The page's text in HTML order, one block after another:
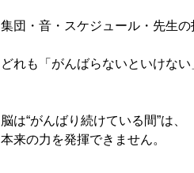
集団・音・スケジュール・ 先生の
どれも「がんばらないといけない
脳は“がんばり続けている間”は、
本来の力を発揮できません。